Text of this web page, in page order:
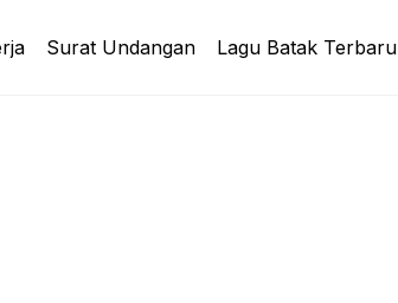
Surat Undangan Lagu Batak Terbaru